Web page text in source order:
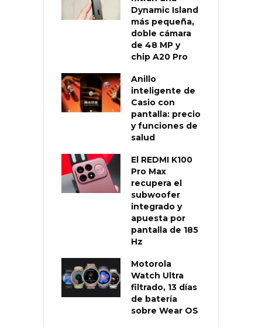
Dynamic Island
más pequeña,
doble cámara
de 48 MP y
chip A20 Pro
Anillo
inteligente de
Casio con
pantalla: precio
y funciones de
salud
El REDMI K100
Pro Max
recupera el
subwoofer
integrado y
apuesta por
pantalla de 185
Hz
Motorola
Watch Ultra
filtrado, 13 días
de batería
sobre Wear OS